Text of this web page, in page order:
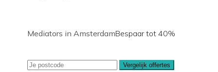
Mediators in AmsterdamBespaar tot 40%
Vergelijk offertes